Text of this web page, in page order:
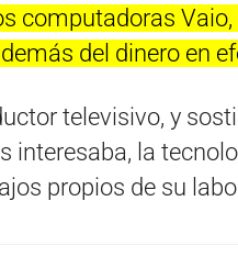
computadoras
del dinero en
televisivo, y
interesaba, la
propios de su